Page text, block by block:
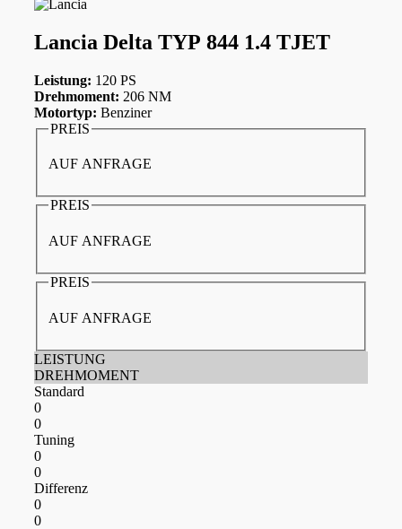
Lancia Delta TYP 844 1.4 TJET
Leistung: 120 PS
Drehmoment: 206 NM
Motortyp: Benziner
PREIS
AUF ANFRAGE
PREIS
AUF ANFRAGE
PREIS
AUF ANFRAGE
LEISTUNG
DREHMOMENT
Standard
0
0
Tuning
0
0
Differenz
0
0